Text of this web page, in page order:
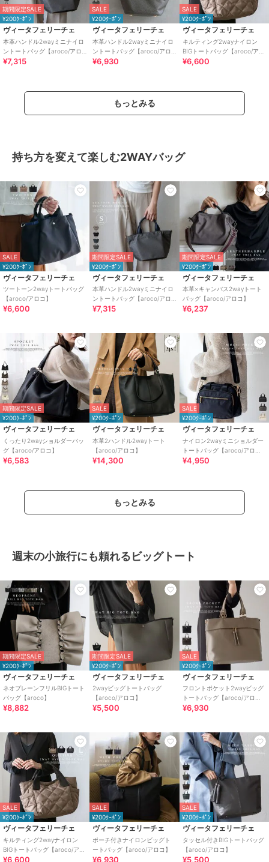
期間限定SALE
¥200ｸｰﾎﾟﾝ
ヴィータフェリーチェ
本革ハンドル2wayミニナイロ
ントートバッグ【aroco/アロ
コ】
¥7,315
SALE
¥200ｸｰﾎﾟﾝ
ヴィータフェリーチェ
本革ハンドル2wayミニナイロ
ントートバッグ【aroco/アロ
コ】
¥6,930
SALE
¥200ｸｰﾎﾟﾝ
ヴィータフェリーチェ
キルティング2wayナイロン
BIGトートバッグ【aroco/アロ
コ】
¥6,600
もっとみる
持ち方を変えて楽しむ2WAYバッグ
SALE
¥200ｸｰﾎﾟﾝ
ヴィータフェリーチェ
ツートーン2wayトートバッグ
【aroco/アロコ】
¥6,600
期間限定SALE
¥200ｸｰﾎﾟﾝ
ヴィータフェリーチェ
本革ハンドル2wayミニナイロ
ントートバッグ【aroco/アロ
コ】
¥7,315
期間限定SALE
¥200ｸｰﾎﾟﾝ
ヴィータフェリーチェ
本革×キャンバス2wayトート
バッグ【aroco/アロコ】
¥6,237
期間限定SALE
¥200ｸｰﾎﾟﾝ
ヴィータフェリーチェ
くったり2wayショルダーバッ
グ【aroco/アロコ】
¥6,583
SALE
¥200ｸｰﾎﾟﾝ
ヴィータフェリーチェ
本革2ハンドル2wayトート
【aroco/アロコ】
¥14,300
SALE
¥200ｸｰﾎﾟﾝ
ヴィータフェリーチェ
ナイロン2wayミニショルダー
トートバッグ【aroco/アロ
コ】
¥4,950
もっとみる
週末の小旅行にも頼れるビッグトート
期間限定SALE
¥200ｸｰﾎﾟﾝ
ヴィータフェリーチェ
ネオプレーンフリルBIGトート
バッグ【aroco】
¥8,882
期間限定SALE
¥200ｸｰﾎﾟﾝ
ヴィータフェリーチェ
2wayビッグトートバッグ
【aroco/アロコ】
¥5,500
SALE
¥200ｸｰﾎﾟﾝ
ヴィータフェリーチェ
フロントポケット2wayビッグ
トートバッグ【aroco/アロ
コ】
¥6,930
SALE
¥200ｸｰﾎﾟﾝ
ヴィータフェリーチェ
キルティング2wayナイロン
BIGトートバッグ【aroco/アロ
コ】
¥6,600
SALE
¥200ｸｰﾎﾟﾝ
ヴィータフェリーチェ
ポーチ付きナイロンビッグト
ートバッグ【aroco/アロコ】
¥6,930
SALE
¥200ｸｰﾎﾟﾝ
ヴィータフェリーチェ
タッセル付きBIGトートバッグ
【aroco/アロコ】
¥5,500